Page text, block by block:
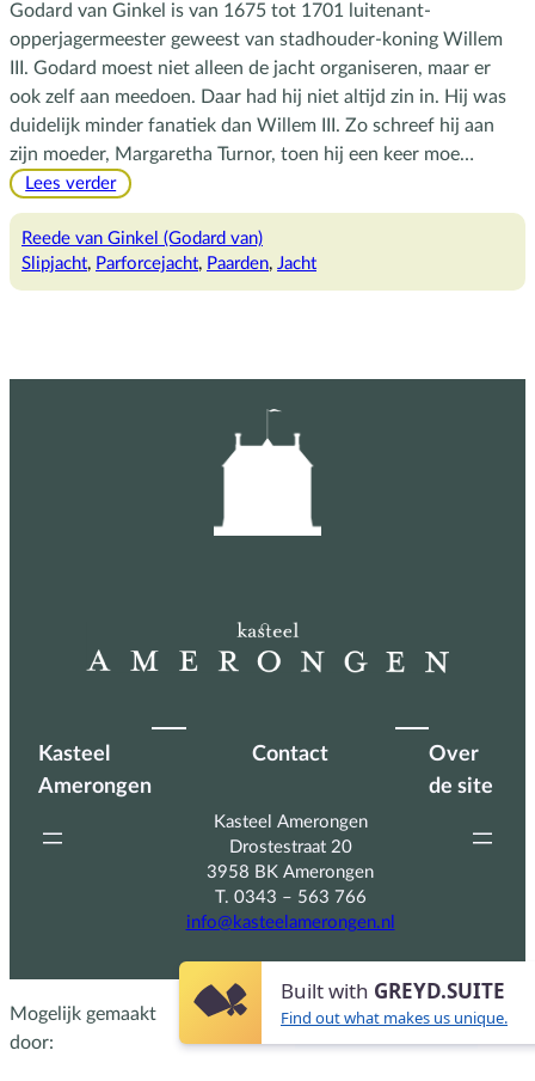
Godard van Ginkel is van 1675 tot 1701 luitenant-
opperjagermeester geweest van stadhouder-koning Willem
III. Godard moest niet alleen de jacht organiseren, maar er
ook zelf aan meedoen. Daar had hij niet altijd zin in. Hij was
duidelijk minder fanatiek dan Willem III. Zo schreef hij aan
zijn moeder, Margaretha Turnor, toen hij een keer moe…
Lees verder:
billen
van
Reede van Ginkel (Godard van)
Slipjacht, Parforcejacht, Paarden, Jacht
Kasteel
Amerongen
Contact
Kasteel Amerongen
Drostestraat 20
3958 BK Amerongen
T. 0343 – 563 766
info@kasteelamerongen.nl
Over
de site
Mogelijk gemaakt
door:
Built with GREYD.SUITE
Find out what makes us unique.